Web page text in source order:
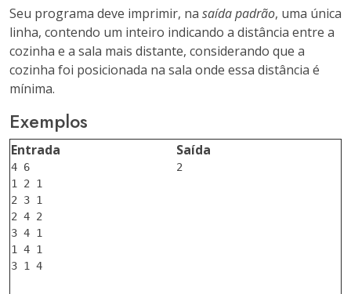
Seu programa deve imprimir, na saída padrão, uma única
linha, contendo um inteiro indicando a distância entre a
cozinha e a sala mais distante, considerando que a
cozinha foi posicionada na sala onde essa distância é
mínima.
Exemplos
Entrada
4 6
1 2 1
2 3 1
2 4 2
3 4 1
1 4 1
3 1 4
Saída
2